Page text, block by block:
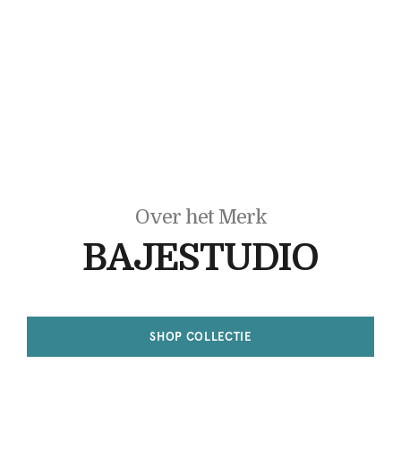
Over het Merk
BAJESTUDIO
SHOP COLLECTIE